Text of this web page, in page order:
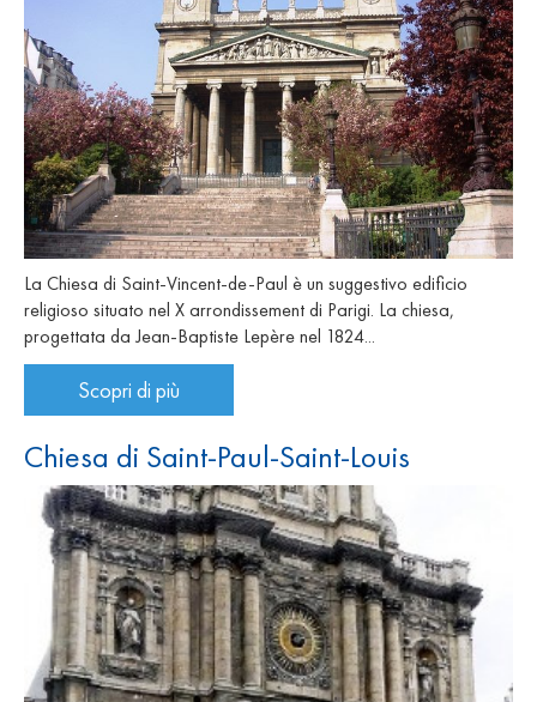
La Chiesa di Saint-Vincent-de-Paul è un suggestivo edificio
religioso situato nel X arrondissement di Parigi. La chiesa,
progettata da Jean-Baptiste Lepère nel 1824...
Scopri di più
Chiesa di Saint-Paul-Saint-Louis